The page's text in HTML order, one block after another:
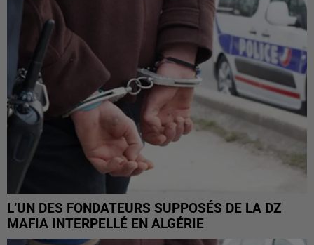
L’UN DES FONDATEURS SUPPOSÉS DE LA DZ
MAFIA INTERPELLÉ EN ALGÉRIE